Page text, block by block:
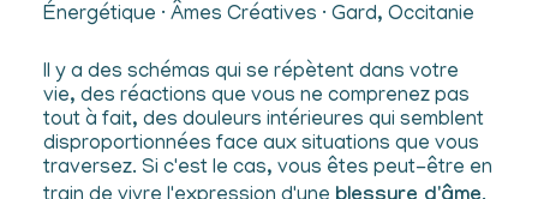
Énergétique · Âmes Créatives · Gard, Occitanie
Il y a des schémas qui se répètent dans votre
vie, des réactions que vous ne comprenez pas
tout à fait, des douleurs intérieures qui semblent
disproportionnées face aux situations que vous
traversez. Si c'est le cas, vous êtes peut-être en